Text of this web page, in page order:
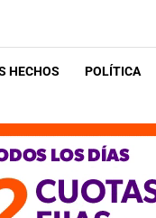
HECHOS POLÍTICA